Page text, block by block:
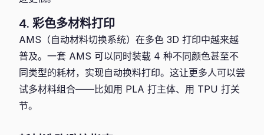
4. 彩色多材料打印
AMS（自动材料切换系统）在多色 3D 打印中越来越
普及。一套 AMS 可以同时装载 4 种不同颜色甚至不
同类型的耗材，实现自动换料打印。这让更多人可以尝
试多材料组合——比如用 PLA 打主体、用 TPU 打关
节。